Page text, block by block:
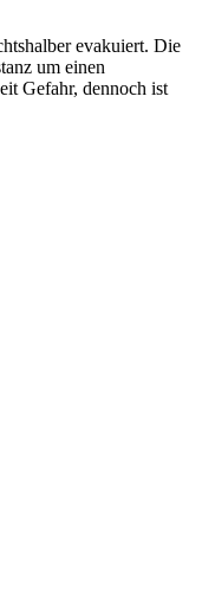
evakuiert. Die
um einen
Gefahr, dennoch ist